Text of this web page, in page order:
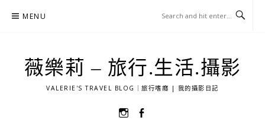
MENU
薇樂莉 – 旅行.生活.攝影
VALERIE'S TRAVEL BLOG｜旅行嗜癮 | 我的攝影日記
選